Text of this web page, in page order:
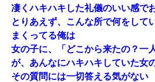
凄くハキハキした礼儀のいい感で
とりあえず、こんな所で何をして
まくってる俺は
女の子に、「どこから来たの？一
が、あんなにハキハキしていた女
その質問には一切答える気がない